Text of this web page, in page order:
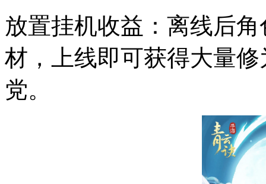
放置挂机收益：离线后
材，上线即可获得大量
党。